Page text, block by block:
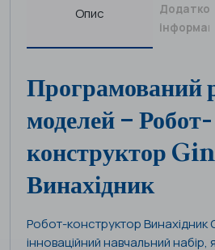
Опис
Програмований
моделей – Робот-
конструктор
Винахідник
Робот-конструктор Винахідник
інноваційний навчальний